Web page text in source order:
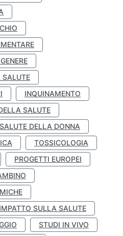
SALUTE
INQUINAMENTO
SALUTE
SALUTE DELLA DONNA
TOSSICOLOGIA
PROGETTI EUROPEI
SULLA SALUTE
STUDI IN VIVO